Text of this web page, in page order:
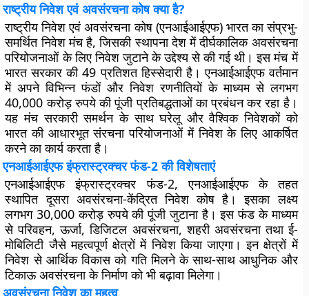
राष्ट्रीय निवेश एवं अवसंरचना कोष क्या है?
राष्ट्रीय निवेश एवं अवसंरचना कोष (एनआईआईएफ) भारत का संप्रभु-
समर्थित निवेश मंच है, जिसकी स्थापना देश में दीर्घकालिक अवसंरचना
परियोजनाओं के लिए निवेश जुटाने के उद्देश्य से की गई थी। इस मंच में
भारत सरकार की 49 प्रतिशत हिस्सेदारी है। एनआईआईएफ वर्तमान
में अपने विभिन्न फंडों और निवेश रणनीतियों के माध्यम से लगभग
40,000 करोड़ रुपये की पूंजी प्रतिबद्धताओं का प्रबंधन कर रहा है।
यह मंच सरकारी समर्थन के साथ घरेलू और वैश्विक निवेशकों को
भारत की आधारभूत संरचना परियोजनाओं में निवेश के लिए आकर्षित
करने का कार्य करता है।
एनआईआईएफ इंफ्रास्ट्रक्चर फंड-2 की विशेषताएं
एनआईआईएफ इंफ्रास्ट्रक्चर फंड-2, एनआईआईएफ के तहत
स्थापित दूसरा अवसंरचना-केंद्रित निवेश कोष है। इसका लक्ष्य
लगभग 30,000 करोड़ रुपये की पूंजी जुटाना है। इस फंड के माध्यम
से परिवहन, ऊर्जा, डिजिटल अवसंरचना, शहरी अवसंरचना तथा ई-
मोबिलिटी जैसे महत्वपूर्ण क्षेत्रों में निवेश किया जाएगा। इन क्षेत्रों में
निवेश से आर्थिक विकास को गति मिलने के साथ-साथ आधुनिक और
टिकाऊ अवसंरचना के निर्माण को भी बढ़ावा मिलेगा।
अवसंरचना निवेश का महत्व